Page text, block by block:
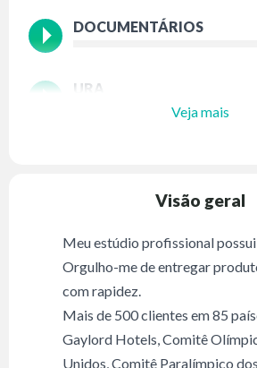
DOCUMENTÁRIOS
URA
Veja mais
Visão geral
Meu estúdio profissional
Orgulho-me de entregar
com rapidez.
Mais de 500 clientes em 85
Gaylord Hotels, Comitê
Unidos, Comitê Paralímpico